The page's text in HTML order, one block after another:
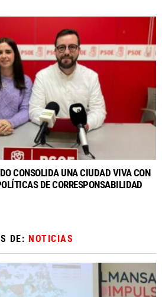
CONSOLIDA UNA CIUDAD VIVA CON
DE CORRESPONSABILIDAD
DE: NOTICIAS